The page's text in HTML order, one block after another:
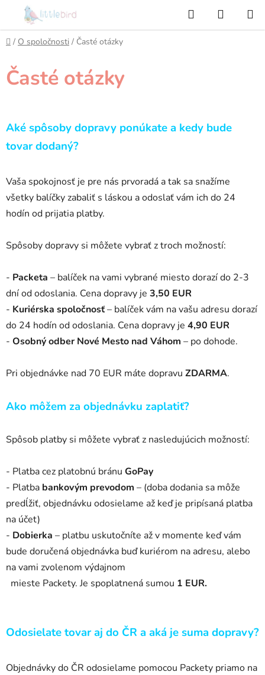
obsah
Hľadať
KOŠÍK
Domov
/ O spoločnosti / Časté otázky
Časté otázky
Aké spôsoby dopravy ponúkate a kedy bude
tovar dodaný?
Vaša spokojnosť je pre nás prvoradá atak sa snažíme
všetky balíčky zabaliť s láskou aodoslať vám ich do 24
hodín od prijatia platby.
Spôsoby dopravy si môžete vybrať ztroch možností:
- Packeta – balíček na vami vybrané miesto dorazí do 2-3
dní od odoslania. Cena dopravy je 3,50 EUR
- Kuriérska spoločnosť– balíček vám na vašu adresu dorazí
do 24 hodín od odoslania. Cena dopravy je 4,90 EUR
- Osobný odber Nové Mesto nad Váhom – po dohode.
Pri objednávke nad 70 EUR máte dopravu ZDARMA.
Ako môžem za objednávku zaplatiť?
Spôsob platby si môžete vybrať z nasledujúcich možností:
- Platba cez platobnú bránu GoPay
- Platba bankovým prevodom – (doba dodania sa môže
predĺžiť, objednávku odosielame až keď je pripísaná platba
na účet)
- Dobierka – platbu uskutočníte až v momente keď vám
bude doručenáobjednávka buď kuriérom na adresu, alebo
na vami zvolenom výdajnom
mieste Packety. Je spoplatnená sumou 1 EUR.
Odosielate tovar aj do ČR a aká je suma dopravy?
Objednávky do ČR odosielame pomocou Packety priamo na